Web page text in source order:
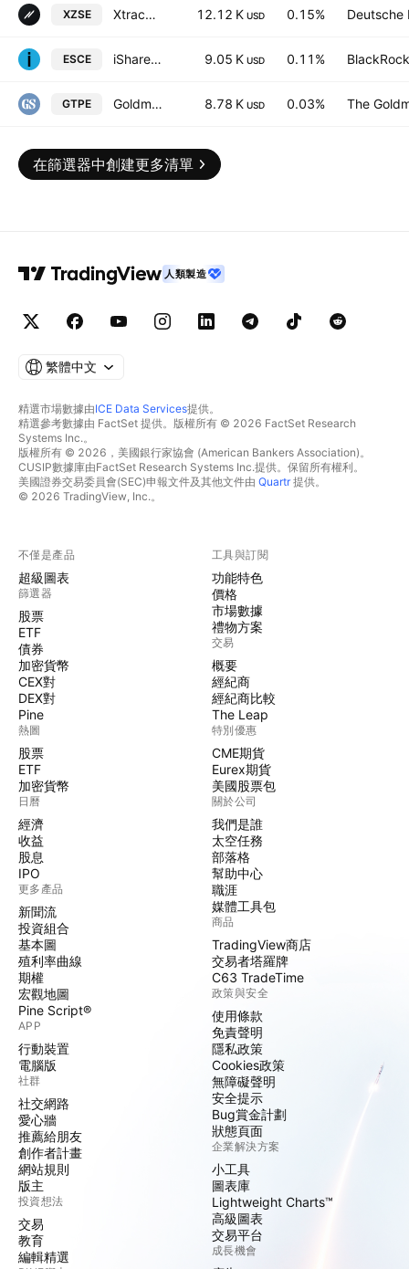
XZSE Xtrackers MSCI Europe Small Cap ESG UCITS ETF Accum Shs -1C- EUR 12.12 K USD 0.15% Deutsche
ESCE iShares III PLC - iShares MSCI Europe Small Cap UCITS ETF Accum- EUR 9.05 K USD 0.11%
GTPE Goldman Sachs MSCI World Private Equity Return Tracker ETF 8.78 K USD 0.03% The
在篩選器中創建更多清單
人類製造
繁體中文
精選市場數據由ICE Data Services提供。
精選參考數據由 FactSet 提供。版權所有 © 2026 FactSet Research
Systems Inc.。
版權所有 © 2026，美國銀行家協會 (American Bankers Association)。
CUSIP數據庫由FactSet Research Systems Inc.提供。保留所有權利。
美國證券交易委員會(SEC)申報文件及其他文件由 Quartr提供。
© 2026 TradingView, Inc.。
不僅是產品
超級圖表
篩選器
股票
ETF
債券
加密貨幣
CEX對
DEX對
Pine
熱圖
股票
ETF
加密貨幣
日曆
經濟
收益
股息
IPO
更多產品
新聞流
投資組合
基本圖
殖利率曲線
期權
宏觀地圖
Pine Script®
APP
行動裝置
電腦版
社群
社交網路
愛心牆
推薦給朋友
創作者計畫
網站規則
版主
投資想法
交易
教育
編輯精選
工具與訂閱
功能特色
價格
市場數據
禮物方案
交易
概要
經紀商
經紀商比較
The Leap
特別優惠
CME期貨
Eurex期貨
美國股票包
關於公司
我們是誰
太空任務
部落格
幫助中心
職涯
媒體工具包
商品
TradingView商店
交易者塔羅牌
C63 TradeTime
政策與安全
使用條款
免責聲明
隱私政策
Cookies政策
無障礙聲明
安全提示
Bug賞金計劃
狀態頁面
企業解決方案
小工具
圖表庫
Lightweight Charts™
高級圖表
交易平台
成長機會